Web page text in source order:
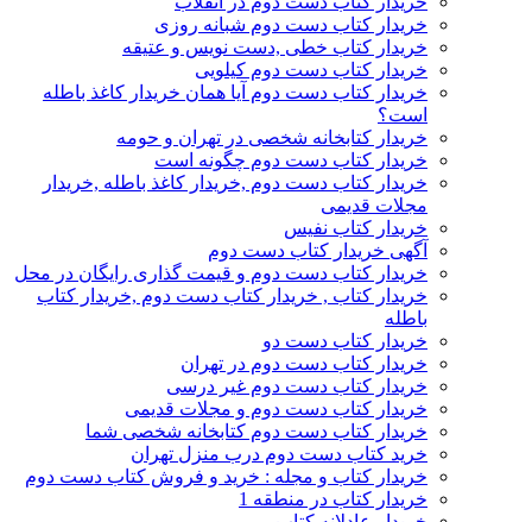
خریدار کتاب دست دوم شبانه روزی
خریدار کتاب خطی ,دست نویس و عتیقه
خریدار کتاب دست دوم کیلویی
خریدار کتاب دست دوم آیا همان خریدار کاغذ باطله
است؟
خریدار کتابخانه شخصی در تهران و حومه
خریدار کتاب دست دوم چگونه است
خریدار کتاب دست دوم ,خریدار کاغذ باطله ,خریدار
مجلات قدیمی
خریدار کتاب نفیس
آگهی خریدار کتاب دست دوم
خریدار کتاب دست دوم و قیمت گذاری رایگان در محل
خریدار کتاب , خریدار کتاب دست دوم ,خریدار کتاب
باطله
خریدار کتاب دست دو
خریدار کتاب دست دوم در تهران
خریدار کتاب دست دوم غیر درسی
خریدار کتاب دست دوم و مجلات قدیمی
خریدار کتاب دست دوم کتابخانه شخصی شما
خرید کتاب دست دوم درب منزل تهران
خریدار کتاب و مجله : خرید و فروش کتاب دست دوم
خریدار کتاب در منطقه 1